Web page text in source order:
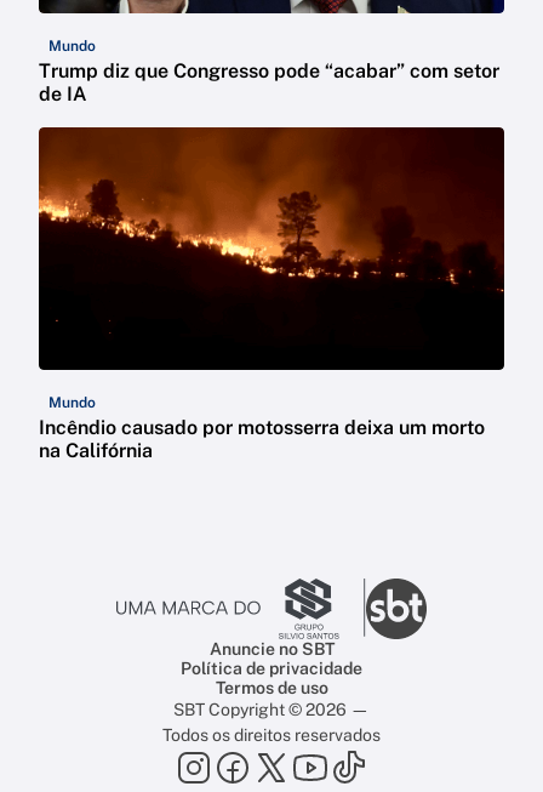
Mundo
Trump diz que Congresso pode “acabar” com setor
de IA
Mundo
Incêndio causado por motosserra deixa um morto
na Califórnia
Anuncie no SBT
Política de privacidade
Termos de uso
SBT Copyright © 2026 —
Todos os direitos reservados